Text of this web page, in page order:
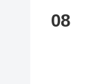
08